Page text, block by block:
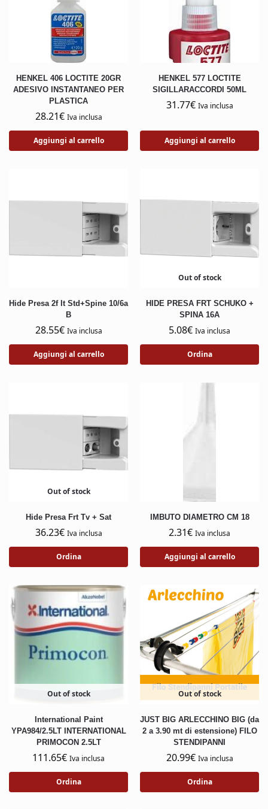
HENKEL 406 LOCTITE 20GR
ADESIVO INSTANTANEO PER
PLASTICA
28.21€ Iva inclusa
Aggiungi al carrello
HENKEL 577 LOCTITE
SIGILLARACCORDI 50ML
31.77€ Iva inclusa
Aggiungi al carrello
Hide Presa 2f It Std+Spine 10/6a
B
28.55€ Iva inclusa
Aggiungi al carrello
Out of stock
HIDE PRESA FRT SCHUKO +
SPINA 16A
5.08€ Iva inclusa
Ordina
Out of stock
Hide Presa Frt Tv + Sat
36.23€ Iva inclusa
Ordina
IMBUTO DIAMETRO CM 18
2.31€ Iva inclusa
Aggiungi al carrello
Out of stock
International Paint
YPA984/2.5LT INTERNATIONAL
PRIMOCON 2.5LT
111.65€ Iva inclusa
Ordina
Out of stock
JUST BIG ARLECCHINO BIG (da
2 a 3.90 mt di estensione) FILO
STENDIPANNI
20.99€ Iva inclusa
Ordina